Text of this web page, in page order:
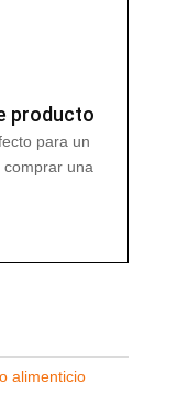
producto
para un
comprar una
alimenticio